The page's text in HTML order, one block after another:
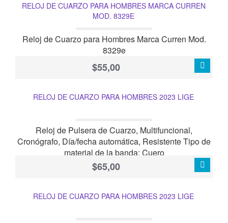
RELOJ DE CUARZO PARA HOMBRES MARCA CURREN
MOD. 8329E
Reloj de Cuarzo para Hombres Marca Curren Mod.
8329e
$55,00
RELOJ DE CUARZO PARA HOMBRES 2023 LIGE
Reloj de Pulsera de Cuarzo, Multifuncional,
Cronógrafo, Día/fecha automática, Resistente Tipo de
material de la banda: Cuero
$65,00
RELOJ DE CUARZO PARA HOMBRES 2023 LIGE